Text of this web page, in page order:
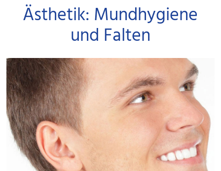
Ästhetik: Mundhygiene
und Falten